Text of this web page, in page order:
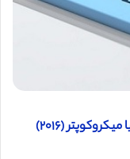
دانلود ترجمه مقاله سنجش سیگنال در فضا با میکروکوپتر (۲۰۱۶)